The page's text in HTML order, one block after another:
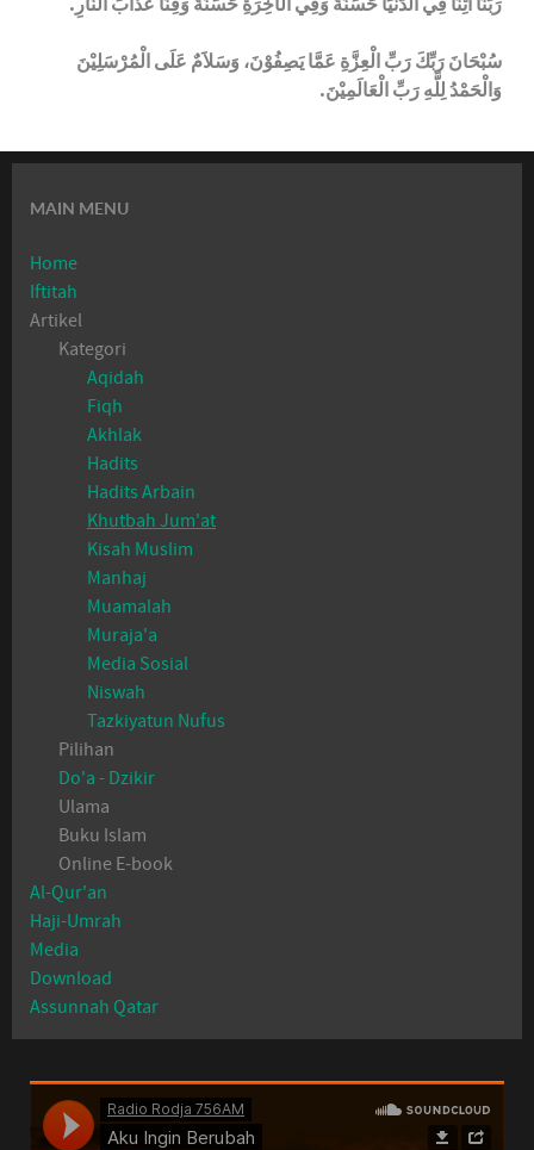
رَبَّنَا آتِنَا فِي الدُّنْيَا حَسَنَةً وَفِي الآخِرَةِ حَسَنَةً وَقِنَا عَذَابَ النَّارِ.
سُبْحَانَ رَبِّكَ رَبِّ الْعِزَّةِ عَمَّا يَصِفُوْنَ، وَسَلاَمٌ عَلَى الْمُرْسَلِيْنَ
وَالْحَمْدُ لِلَّهِ رَبِّ الْعَالَمِيْنَ.
MAIN MENU
Home
Iftitah
Artikel
Kategori
Aqidah
Fiqh
Akhlak
Hadits
Hadits Arbain
Khutbah Jum'at
Kisah Muslim
Manhaj
Muamalah
Muraja'a
Media Sosial
Niswah
Tazkiyatun Nufus
Pilihan
Do'a - Dzikir
Ulama
Buku Islam
Online E-book
Al-Qur'an
Haji-Umrah
Media
Download
Assunnah Qatar